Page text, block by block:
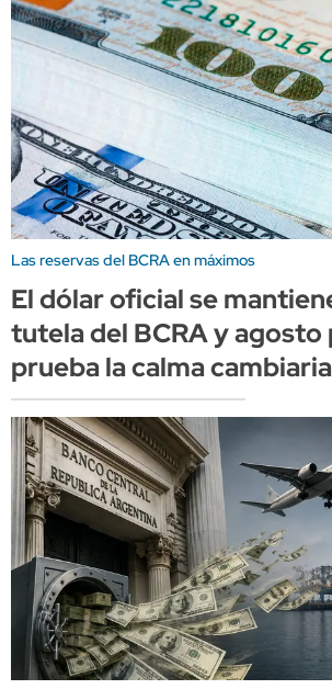
Las reservas del BCRA en máximos
El dólar oficial se
tutela del BCRA y agosto
prueba la calma cambiaria